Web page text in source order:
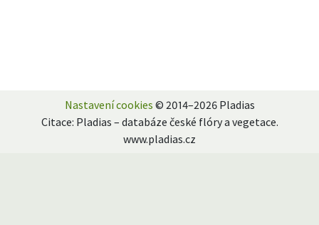
Nastavení cookies © 2014–2026 Pladias
Citace: Pladias – databáze české flóry a vegetace.
www.pladias.cz